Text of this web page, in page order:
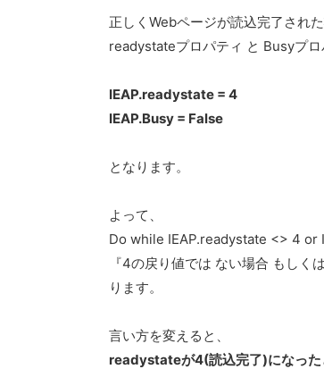
正しくWebページが読込完了され
readystateプロパティ と Busyプロ
IEAP.readystate = 4
IEAP.Busy = False
となります。
よって、
Do while IEAP.readystate <> 4 or
『4の戻り値では ない場合 もし
ります。
言い方を変えると、
readystateが4(読込完了)になった